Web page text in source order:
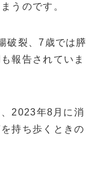
うのです。
破裂、7歳では膵
報告されていま
2023年8月に消
持ち歩くときの